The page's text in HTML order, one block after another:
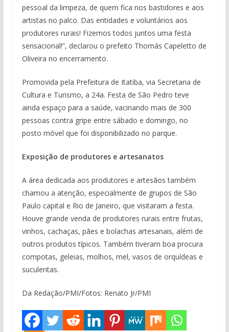
pessoal da limpeza, de quem fica nos bastidores e aos
artistas no palco. Das entidades e voluntários aos
produtores rurais! Fizemos todos juntos uma festa
sensacional!”, declarou o prefeito Thomás Capeletto de
Oliveira no encerramento.
Promovida pela Prefeitura de Itatiba, via Secretaria de
Cultura e Turismo, a 24a. Festa de São Pedro teve
ainda espaço para a saúde, vacinando mais de 300
pessoas contra gripe entre sábado e domingo, no
posto móvel que foi disponibilizado no parque.
Exposição de produtores e artesanatos
A área dedicada aos produtores e artesãos também
chamou a atenção, especialmente de grupos de São
Paulo capital e Rio de Janeiro, que visitaram a festa.
Houve grande venda de produtores rurais entre frutas,
vinhos, cachaças, pães e bolachas artesanais, além de
outros produtos típicos. Também tiveram boa procura
compotas, geleias, molhos, mel, vasos de orquídeas e
suculentas.
Da Redação/PMI/Fotos: Renato Jr/PMI